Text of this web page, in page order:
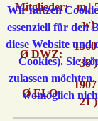
Mitglieder:
m |
w)
Ø DWZ:
38 )
Ø ELO:
21 )
Wir nutzen
essenziell für den
diese Website
Cookies). Sie
zulassen
womöglich